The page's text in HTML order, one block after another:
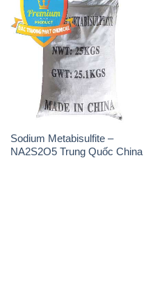
Sodium Metabisulfite –
NA2S2O5 Trung Quốc China